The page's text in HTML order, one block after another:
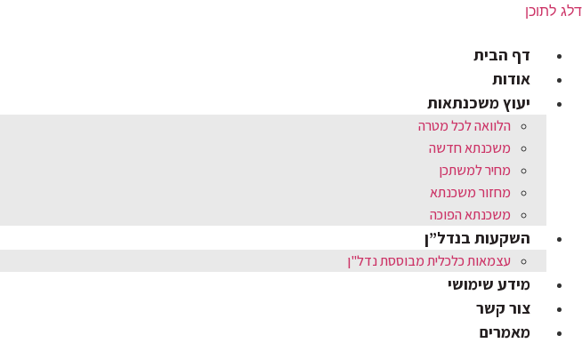
דלג לתוכן
דף הבית
אודות
יעוץ משכנתאות
הלוואה לכל מטרה
משכנתא חדשה
מחיר למשתכן
מחזור משכנתא
משכנתא הפוכה
השקעות בנדל”ן
עצמאות כלכלית מבוססת נדל"ן
מידע שימושי
צור קשר
מאמרים